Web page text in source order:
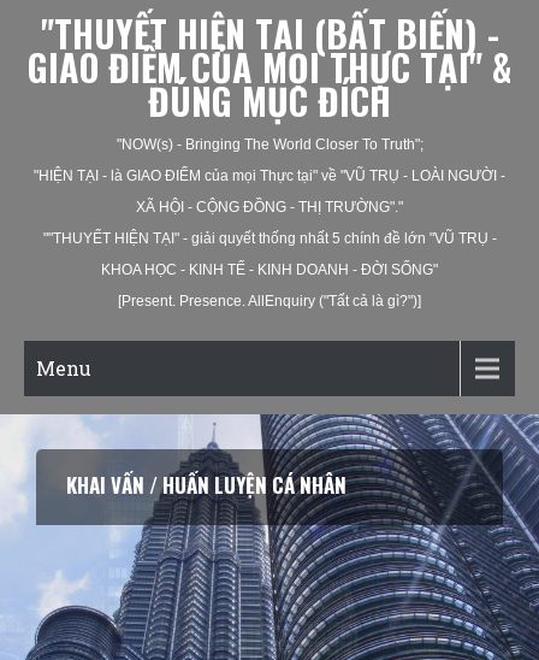
"THUYẾT HIỆN TẠI (BẤT BIẾN) -
GIAO ĐIỂM CỦA MỌI THỰC TẠI" &
ĐÚNG MỤC ĐÍCH
"NOW(s) - Bringing The World Closer To Truth";
"HIỆN TẠI - là GIAO ĐIỂM của mọi Thực tại" về "VŨ TRỤ - LOÀI NGƯỜI -
XÃ HỘI - CỘNG ĐỒNG - THỊ TRƯỜNG"."
""THUYẾT HIỆN TẠI" - giải quyết thống nhất 5 chính đề lớn "VŨ TRỤ -
KHOA HỌC - KINH TẾ - KINH DOANH - ĐỜI SỐNG"
[Present. Presence. AllEnquiry ("Tất cả là gì?")]
Menu
KHAI VẤN / HUẤN LUYỆN CÁ NHÂN